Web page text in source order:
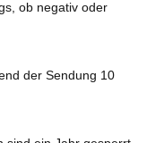
ob negativ oder
der Sendung 10